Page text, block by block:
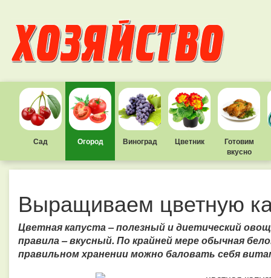
Сад Огород Виноград Цветник
Готовим
вкусно
Выращиваем цветную
Цветная капуста – полезный и диетический
правила – вкусный. По крайней мере обычная
правильном хранении можно баловать себя